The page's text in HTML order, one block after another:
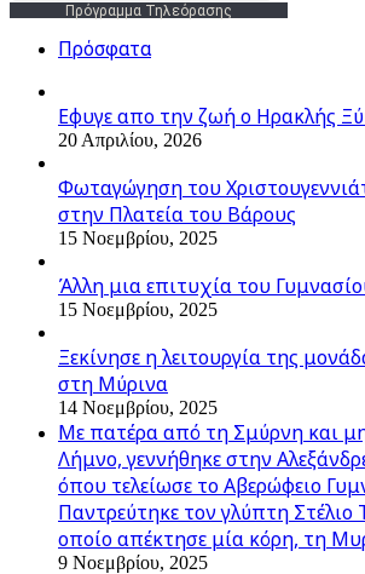
Πρόγραμμα Τηλεόρασης
Πρόσφατα
Εφυγε απο την ζωή o Ηρακλής
20 Απριλίου, 2026
Φωταγώγηση του
στην Πλατεία του Βάρους
15 Νοεμβρίου, 2025
Άλλη μια επιτυχία του
15 Νοεμβρίου, 2025
Ξεκίνησε η λειτουργία της
στη Μύρινα
14 Νοεμβρίου, 2025
Με πατέρα από τη Σμύρνη και
Λήμνο, γεννήθηκε στην
όπου τελείωσε το Αβερώφειο
Παντρεύτηκε τον γλύπτη Στέλιο
οποίο απέκτησε μία κόρη, τη
9 Νοεμβρίου, 2025